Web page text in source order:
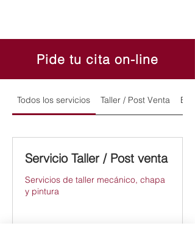
Todos los servicios Taller / Post Venta
Servicio Taller / Post venta
Servicios de taller mecánico, chapa
y pintura
Pide tu cita on-line